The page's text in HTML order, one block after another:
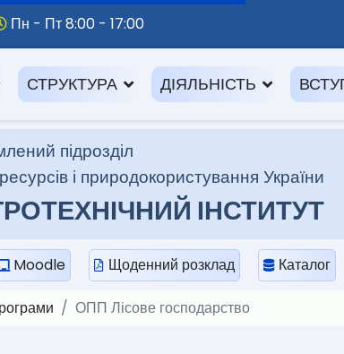
Пн - Пт 8:00 - 17:00
СТРУКТУРА ДІЯЛЬНІСТЬ
підрозділ
і природокористування України
ІНСТИТУТ
Moodle Щоденний розклад Каталог
ОПП Лісове господарство